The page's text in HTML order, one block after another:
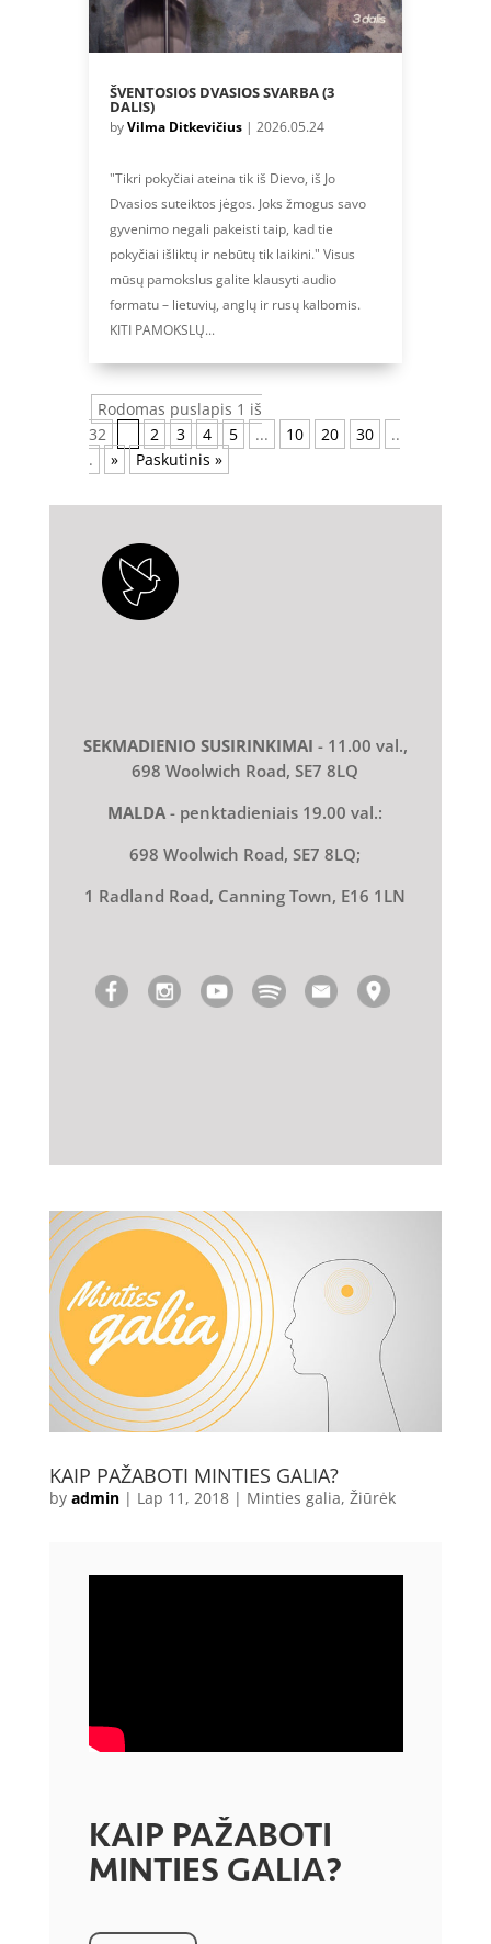
ŠVENTOSIOS DVASIOS SVARBA (3
DALIS)
byVilma Ditkevičius| 2026.05.24
"Tikri pokyčiai ateina tik iš Dievo, iš Jo
Dvasios suteiktos jėgos. Joks žmogus savo
gyvenimo negali pakeisti taip, kad tie
pokyčiai išliktų ir nebūtų tik laikini." Visus
mūsų pamokslus galite klausyti audio
formatu – lietuvių, anglų ir rusų kalbomis.
KITI PAMOKSLŲ...
Rodomas puslapis 1 iš
32
2 3 4 5 ... 10 20 30
..
.
» Paskutinis »
SEKMADIENIO SUSIRINKIMAI - 11.00 val.,
698 Woolwich Road, SE7 8LQ
MALDA- penktadieniais 19.00 val.:
698 Woolwich Road, SE7 8LQ;
1 Radland Road, Canning Town, E16 1LN
KAIP PAŽABOTI MINTIES GALIA?
by admin| Lap 11, 2018| Minties galia, Žiūrėk
KAIP PAŽABOTI
MINTIES GALIA?